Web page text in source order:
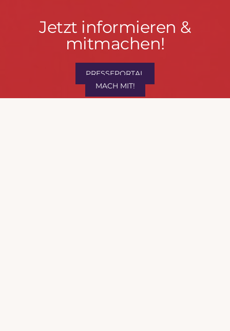
Jetzt
informieren
mitmachen!
Jetzt informieren &
mitmachen!
PRESSEPORTAL
MACH MIT!